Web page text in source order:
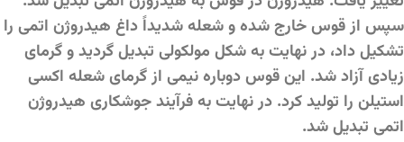
سپس از قوس خارج شده و شعله شدیداً داغ هیدروژن اتمی را
تشکیل داد، در نهایت به شکل مولکولی تبدیل گردید و گرمای
زیادی آزاد شد. این قوس دوباره نیمی از گرمای شعله اکسی
استیلن را تولید کرد. در نهایت به فرآیند جوشکاری هیدروژن
اتمی تبدیل شد.